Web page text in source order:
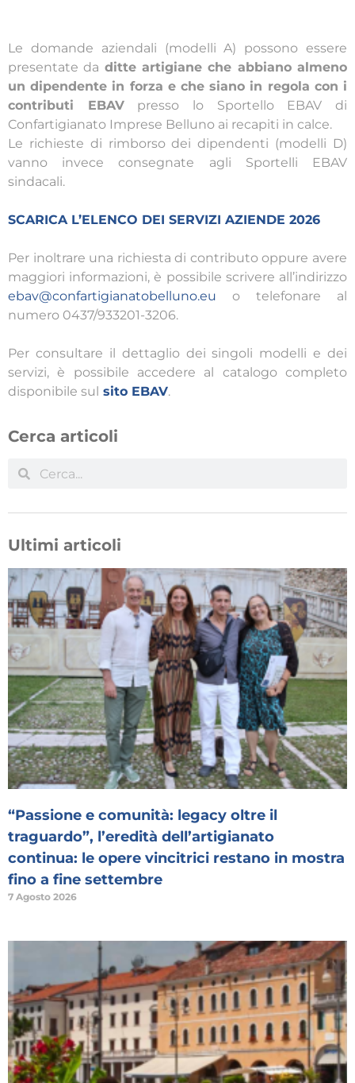
Le domande aziendali (modelli A) possono essere
presentate da ditte artigiane che abbiano almeno
un dipendente in forza e che siano in regola con i
contributi EBAVpresso lo Sportello EBAV di
Confartigianato Imprese Belluno ai recapiti in calce.
Le richieste di rimborso dei dipendenti (modelli D)
vanno invece consegnate agli Sportelli EBAV
sindacali.
SCARICA L’ELENCO DEI SERVIZI AZIENDE 2026
Per inoltrare una richiesta di contributo oppure avere
maggiori informazioni, è possibile scrivere all’indirizzo
ebav@confartigianatobelluno.eu o telefonare al
numero 0437/933201-3206.
Per consultare il dettaglio dei singoli modelli e dei
servizi, è possibile accedere al catalogo completo
disponibile sul sito EBAV.
Cerca articoli
Ultimi articoli
“Passione e comunità: legacy oltre il
traguardo”, l’eredità dell’artigianato
continua: le opere vincitrici restano in mostra
fino a fine settembre
7 Agosto 2026